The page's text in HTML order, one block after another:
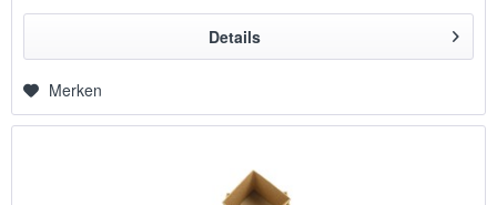
Details
Merken